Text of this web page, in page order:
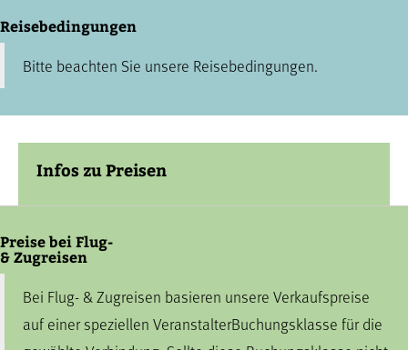
Reisebedingungen
Bitte beachten Sie unsere Reisebedingungen.
Infos zu Preisen
Preise bei Flug-
& Zugreisen
Bei Flug- & Zugreisen basieren unsere Verkaufspreise
auf einer speziellen VeranstalterBuchungsklasse für die